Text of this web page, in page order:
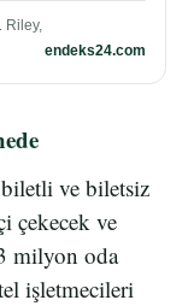
Riley,
endeks24.com
ve biletsiz
çekecek ve
milyon oda
işletmecileri